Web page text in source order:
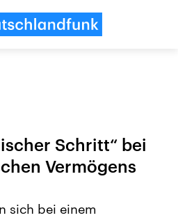
Schritt“ bei
Vermögens
sich bei einem